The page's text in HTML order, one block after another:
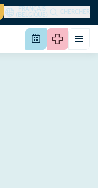
FRANÇAIS
(BELGIQUE)
CHERCHER